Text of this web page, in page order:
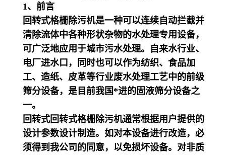
1、前言
回转式格栅除污机是一种可以连续自动拦截并
清除流体中各种形状杂物的水处理专用设备，
可广泛地应用于城市污水处理。自来水行业、
电厂进水口，同时也可以作为纺织、食品加
工、造纸、皮革等行业废水处理工艺中的前级
筛分设备，是目前我国 *进的固液筛分设备之
一。
回转式回转式格栅除污机通常根据用户提供的
设计参数设计制造。如对本设备进行改造，必
须得到我公司的同意，以免损坏设备。对非质